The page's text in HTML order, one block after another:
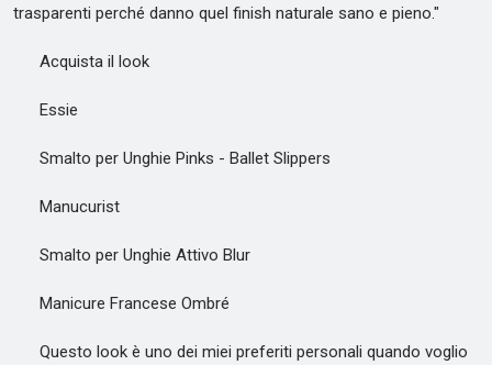
trasparenti perché danno quel finish naturale sano e pieno."
Acquista il look
Essie
Smalto per Unghie Pinks - Ballet Slippers
Manucurist
Smalto per Unghie Attivo Blur
Manicure Francese Ombré
Questo look è uno dei miei preferiti personali quando voglio